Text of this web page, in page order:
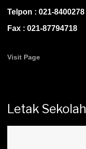
Telpon : 021-8400278
Fax : 021-87794718
Visit Page
Letak Sekolah